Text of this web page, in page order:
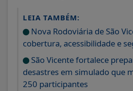
LEIA TAMBÉM:
Nova Rodoviária de São
cobertura, acessibilidade e
São Vicente fortalece
desastres em simulado que
250 participantes